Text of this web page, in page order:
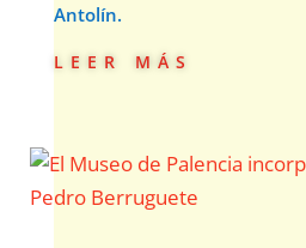
Antolín.
leer más